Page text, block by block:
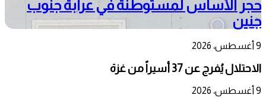
حجر الأساس لمستوطنة في عرابة جنوب
جنين
9 أغسطس، 2026
الاحتلال يُفرج عن 37 أسيراً من غزة
9 أغسطس، 2026